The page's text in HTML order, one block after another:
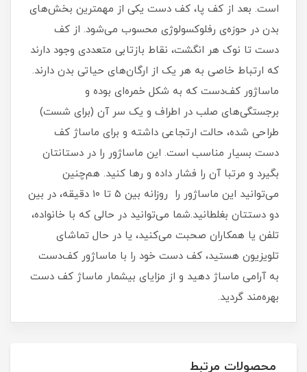
است. بعد از کف پا، کف دست یکی از مهمترین بخش‌های
بدن در حوزه‌ی رفلوکسولوژی محسوب می‌شود. از کف
دست تا نوک هر انگشت، نقاط بازتابی متعددی وجود دارند
که ارتباط خاصی به هر یک از ارگان‌های حیاتی بدن دارند.
ماساژور کف‌دست که به شکل خمره‌ای بوده و
برجستگی‌های صلب در اطراف و یک سر آن (برای شست)
طراحی شده، حالت ارتجاعی داشته و برای ماساژ کف
دست بسیار مناسب است. این ماساژور را در دستانتان
بگیرد و مرتبا آن را فشار داده و رها کنید. هم‌چنین
می‌توانید این ماساژور را روزانه بین ۵ تا ۱۰ دقیقه، در بین
دو دستتان بغلطانید.شما می‌توانید در حالی که با خانواده،
تلفن یا همکاران صحبت می‌کنید، یا در حال تماشای
تلویزیون هستید، کف دست خود را با ماساژور کف‌دست
به آرامی ماساژ دهید و از مزایای بیشمار ماساژ کف دست
بهره‌مند گردید.
محصولات مرتبط